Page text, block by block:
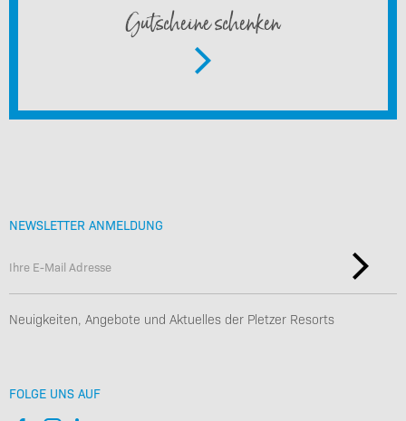
Gutscheine schenken
NEWSLETTER ANMELDUNG
Neuigkeiten, Angebote und Aktuelles der Pletzer Resorts
FOLGE UNS AUF